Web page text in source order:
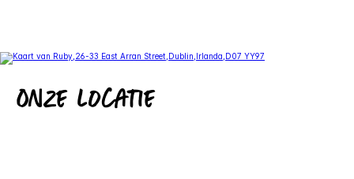
Onze locatie